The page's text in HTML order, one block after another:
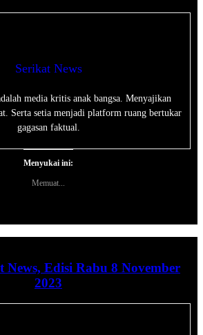
Serikat News
media kritis anak bangsa. Menyajikan
Serta setia menjadi platform ruang bertukar
gagasan faktual.
Menyukai ini:
Memuat...
News, Edisi Rabu 8 November
2023